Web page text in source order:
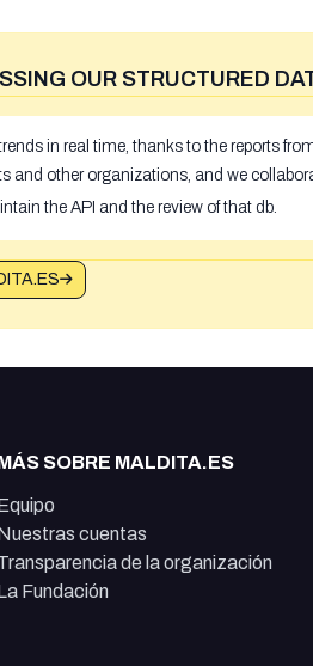
OUR STRUCTURED
in real time, thanks to the reports
other organizations, and we
the API and the review of that db.
SOBRE MALDITA.ES
cuentas
de la organización
Fundación